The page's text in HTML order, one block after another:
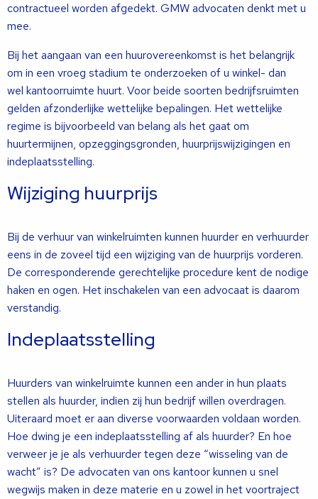
contractueel worden afgedekt. GMW advocaten denkt met u
mee.
Bij het aangaan van een huurovereenkomst is het belangrijk
om in een vroeg stadium te onderzoeken of u winkel- dan
wel kantoorruimte huurt. Voor beide soorten bedrijfsruimten
gelden afzonderlijke wettelijke bepalingen. Het wettelijke
regime is bijvoorbeeld van belang als het gaat om
huurtermijnen, opzeggingsgronden, huurprijswijzigingen en
indeplaatsstelling.
Wijziging huurprijs
Bij de verhuur van winkelruimten kunnen huurder en verhuurder
eens in de zoveel tijd een wijziging van de huurprijs vorderen.
De corresponderende gerechtelijke procedure kent de nodige
haken en ogen. Het inschakelen van een advocaat is daarom
verstandig.
Indeplaatsstelling
Huurders van winkelruimte kunnen een ander in hun plaats
stellen als huurder, indien zij hun bedrijf willen overdragen.
Uiteraard moet er aan diverse voorwaarden voldaan worden.
Hoe dwing je een indeplaatsstelling af als huurder? En hoe
verweer je je als verhuurder tegen deze “wisseling van de
wacht” is? De advocaten van ons kantoor kunnen u snel
wegwijs maken in deze materie en u zowel in het voortraject